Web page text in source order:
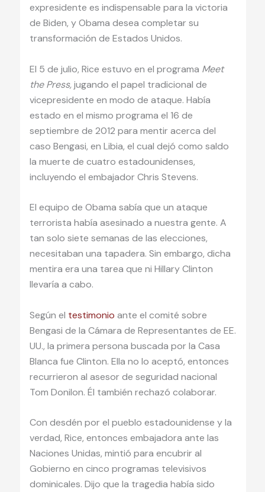
expresidente es indispensable para la victoria
de Biden, y Obama desea completar su
transformación de Estados Unidos.
El 5 de julio, Rice estuvo en el programa Meet
the Press,jugando el papel tradicional de
vicepresidente en modo de ataque. Había
estado en el mismo programa el 16 de
septiembre de 2012 para mentir acerca del
caso Bengasi, en Libia, el cual dejó como saldo
la muerte de cuatro estadounidenses,
incluyendo el embajador Chris Stevens.
El equipo de Obama sabía que un ataque
terrorista había asesinado a nuestra gente. A
tan solo siete semanas de las elecciones,
necesitaban una tapadera. Sin embargo, dicha
mentira era una tarea que ni Hillary Clinton
llevaría a cabo.
Según el testimonio ante el comité sobre
Bengasi de la Cámara de Representantes de EE.
UU., la primera persona buscada por la Casa
Blanca fue Clinton. Ella no lo aceptó, entonces
recurrieron al asesor de seguridad nacional
Tom Donilon. Él también rechazó colaborar.
Con desdén por el pueblo estadounidense y la
verdad, Rice, entonces embajadora ante las
Naciones Unidas, mintió para encubrir al
Gobierno en cinco programas televisivos
dominicales. Dijo que la tragedia había sido